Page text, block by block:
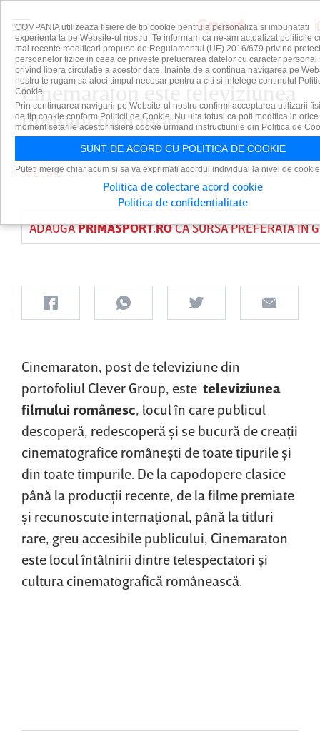
Cinemaraton este televiziunea
filmului românesc
SPECIAL PUBLICAT DEDAIAN CUTUPE 8 SEP 2025
ADAUGĂPRIMASPORT.ROCA SURSĂ PREFERATĂ ÎN
Cinemaraton, post de televiziune din
portofoliul Clever Group, este televiziunea
filmului românesc, locul în care publicul
descoperă, redescoperă şi se bucură de creaţii
cinematografice româneşti de toate tipurile şi
din toate timpurile. De la capodopere clasice
până la producţii recente, de la filme premiate
şi recunoscute internaţional, până la titluri
rare, greu accesibile publicului, Cinemaraton
este locul întâlnirii dintre telespectatori şi
cultura cinematografică românească.
COMPANIA utilizeaza fisiere de tip cookie pentru a personaliza si imbunatati
experienta ta pe Website-ul nostru. Te informam ca ne-am actualizat politicile
mai recente modificari propuse de Regulamentul (UE) 2016/679 privind
persoanelor fizice in ceea ce priveste prelucrarea datelor cu caracter personal
privind libera circulatie a acestor date. Inainte de a continua navigarea pe
nostru te rugam sa aloci timpul necesar pentru a citi si intelege continutul
Cookie.
Prin continuarea navigarii pe Website-ul nostru confirmi acceptarea utilizarii
de tip cookie conform Politicii de Cookie. Nu uita totusi ca poti modifica in orice
moment setarile acestor fisiere cookie urmand instructiunile din Politica de
SUNT DE ACORD CU POLITICA DE COOKIE
Puteti merge chiar acum si sa va exprimati acordul individual la nivel de
Politica de colectare acord cookie
Politica de confidentialitate